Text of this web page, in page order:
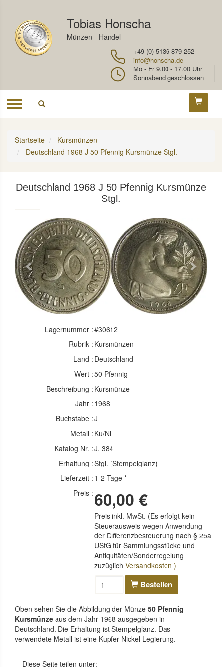
Tobias Honscha
Münzen - Handel
+49 (0) 5136 879 252
info@honscha.de
Mo - Fr 9.00 - 17.00 Uhr
Sonnabend geschlossen
Toggle
Startseite
Kursmünzen
Deutschland 1968 J 50 Pfennig Kursmünze Stgl.
Deutschland 1968 J 50 Pfennig Kursmünze
Stgl.
Previous Next
Lagernummer :#30612
Rubrik : Kursmünzen
Land : Deutschland
Wert :50 Pfennig
Beschreibung : Kursmünze
Jahr : 1968
Buchstabe :J
Metall : Ku/Ni
Katalog Nr. :J. 384
Erhaltung :Stgl. (Stempelglanz)
Lieferzeit : 1-2 Tage *
Preis : 60,00 €
Preis inkl. MwSt. (Es erfolgt kein
Steuerausweis wegen Anwendung
der Differenzbesteuerung nach § 25a
UStG für Sammlungsstücke und
Antiquitäten/Sonderregelung
zuzüglichVersandkosten )
Bestellen
Oben sehen Sie die Abbildung der Münze 50 Pfennig
Kursmünze aus dem Jahr 1968 ausgegeben in
Deutschland. Die Erhaltung ist Stempelglanz. Das
verwendete Metall ist eine Kupfer-Nickel Legierung.
Diese Seite teilen unter: